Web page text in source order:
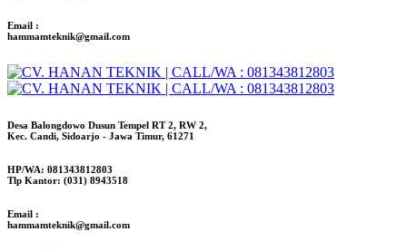
Email :
hammamteknik@gmail.com
Desa Balongdowo Dusun Tempel RT 2, RW 2,
Kec. Candi, Sidoarjo - Jawa Timur, 61271
HP/WA: 081343812803
Tlp Kantor: (031) 8943518
Email :
hammamteknik@gmail.com